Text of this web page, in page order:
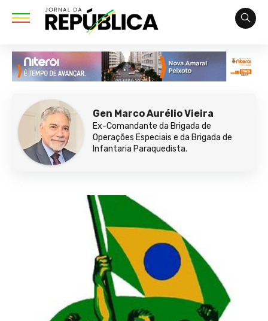
Gen Marco Aurélio Vieira
Ex-Comandante da Brigada de
Operações Especiais e da Brigada de
Infantaria Paraquedista.